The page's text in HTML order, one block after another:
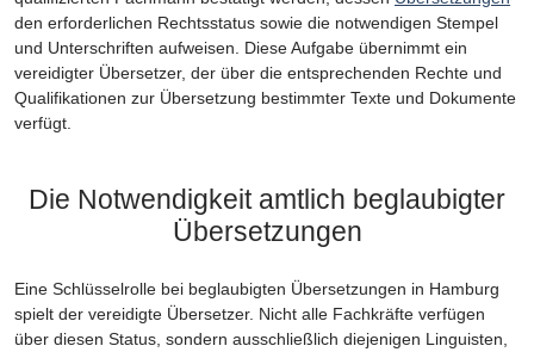
den erforderlichen Rechtsstatus sowie die notwendigen Stempel
und Unterschriften aufweisen. Diese Aufgabe übernimmt ein
vereidigter Übersetzer, der über die entsprechenden Rechte und
Qualifikationen zur Übersetzung bestimmter Texte und Dokumente
verfügt.
Die Notwendigkeit amtlich beglaubigter
Übersetzungen
Eine Schlüsselrolle bei beglaubigten Übersetzungen in Hamburg
spielt der vereidigte Übersetzer. Nicht alle Fachkräfte verfügen
über diesen Status, sondern ausschließlich diejenigen Linguisten,